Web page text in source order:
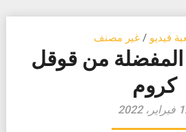
فيديو / غير مصنف
من قوقل
كروم
2022